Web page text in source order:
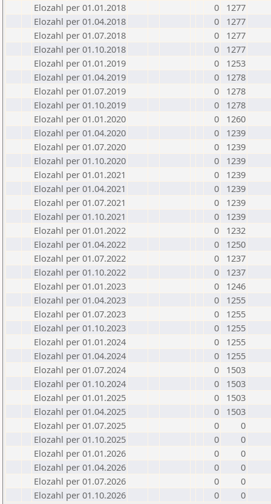
Elozahl per 01.01.2018
0
1277
Elozahl per 01.04.2018
0
1277
Elozahl per 01.07.2018
0
1277
Elozahl per 01.10.2018
0
1277
Elozahl per 01.01.2019
0
1253
Elozahl per 01.04.2019
0
1278
Elozahl per 01.07.2019
0
1278
Elozahl per 01.10.2019
0
1278
Elozahl per 01.01.2020
0
1260
Elozahl per 01.04.2020
0
1239
Elozahl per 01.07.2020
0
1239
Elozahl per 01.10.2020
0
1239
Elozahl per 01.01.2021
0
1239
Elozahl per 01.04.2021
0
1239
Elozahl per 01.07.2021
0
1239
Elozahl per 01.10.2021
0
1239
Elozahl per 01.01.2022
0
1232
Elozahl per 01.04.2022
0
1250
Elozahl per 01.07.2022
0
1237
Elozahl per 01.10.2022
0
1237
Elozahl per 01.01.2023
0
1246
Elozahl per 01.04.2023
0
1255
Elozahl per 01.07.2023
0
1255
Elozahl per 01.10.2023
0
1255
Elozahl per 01.01.2024
0
1255
Elozahl per 01.04.2024
0
1255
Elozahl per 01.07.2024
0
1503
Elozahl per 01.10.2024
0
1503
Elozahl per 01.01.2025
0
1503
Elozahl per 01.04.2025
0
1503
Elozahl per 01.07.2025
0
0
Elozahl per 01.10.2025
0
0
Elozahl per 01.01.2026
0
0
Elozahl per 01.04.2026
0
0
Elozahl per 01.07.2026
0
0
Elozahl per 01.10.2026
0 0